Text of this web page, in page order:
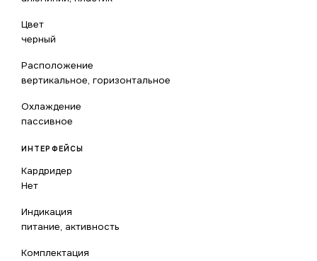
Цвет
черный
Расположение
вертикальное, горизонтальное
Охлаждение
пассивное
ИНТЕРФЕЙСЫ
Кардридер
Нет
Индикация
питание, активность
Комплектация